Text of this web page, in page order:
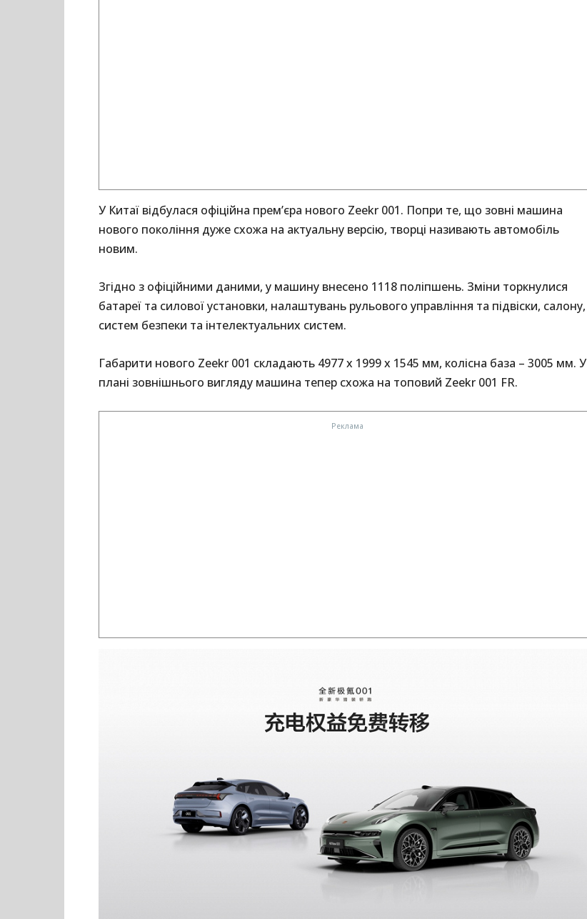
У Китаї відбулася офіційна прем’єра нового Zeekr 001. Попри те, що зовні машина
нового покоління дуже схожа на актуальну версію, творці називають автомобіль
новим.
Згідно з офіційними даними, у машину внесено 1118 поліпшень. Зміни торкнулися
батареї та силової установки, налаштувань рульового управління та підвіски, салону,
систем безпеки та інтелектуальних систем.
Габарити нового Zeekr 001 складають 4977 х 1999 х 1545 мм, колісна база – 3005 мм. У
плані зовнішнього вигляду машина тепер схожа на топовий Zeekr 001 FR.